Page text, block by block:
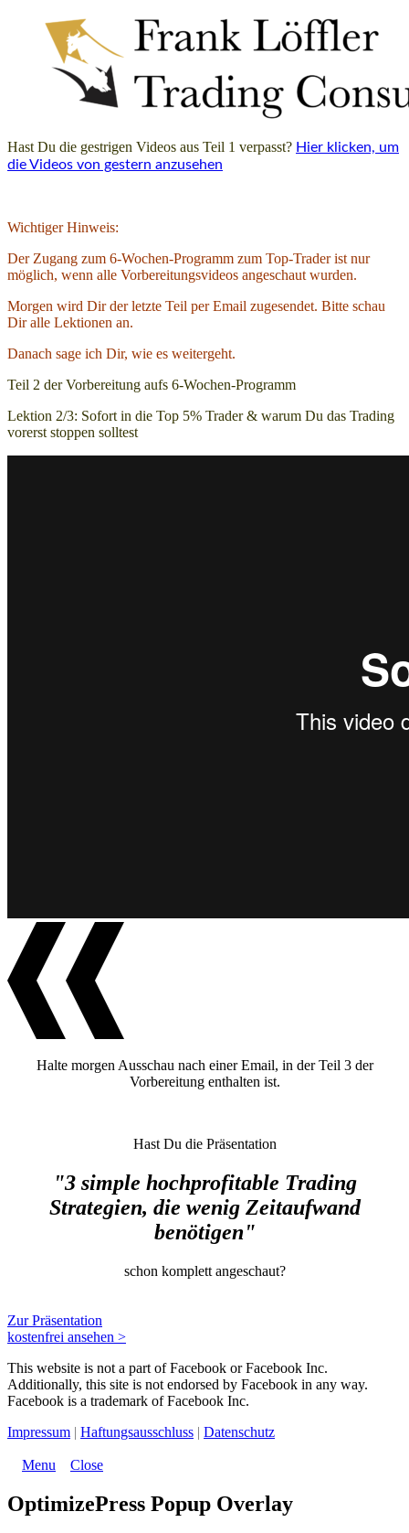
Hast Du die gestrigen Videos aus Teil 1 verpasst? Hier klicken, um
die Videos von gestern anzusehen
Wichtiger Hinweis:
Der Zugang zum 6-Wochen-Programm zum Top-Trader ist nur
möglich, wenn alle Vorbereitungsvideos angeschaut wurden.
Morgen wird Dir der letzte Teil per Email zugesendet. Bitte schau
Dir alle Lektionen an.
Danach sage ich Dir, wie es weitergeht.
Teil 2 der Vorbereitung aufs 6-Wochen-Programm
Lektion 2/3: Sofort in die Top 5% Trader & warum Du das Trading
vorerst stoppen solltest
Halte morgen Ausschau nach einer Email, in der Teil 3 der
Vorbereitung enthalten ist.
Hast Du die Präsentation
"3 simple hochprofitable Trading
Strategien, die wenig Zeitaufwand
benötigen"
schon komplett angeschaut?
Zur Präsentation
kostenfrei ansehen >
This website is not a part of Facebook or Facebook Inc.
Additionally, this site is not endorsed by Facebook in any way.
Facebook is a trademark of Facebook Inc.
Impressum | Haftungsausschluss | Datenschutz
Menu Close
OptimizePress Popup Overlay